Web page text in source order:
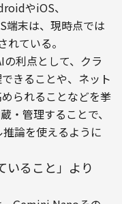
やiOS、
末は、現時点では
ている。
利点として、クラ
きることや、ネット
られることなどを挙
・管理することで、
論を使えるように
いること」より